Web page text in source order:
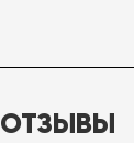
ОТЗЫВЫ